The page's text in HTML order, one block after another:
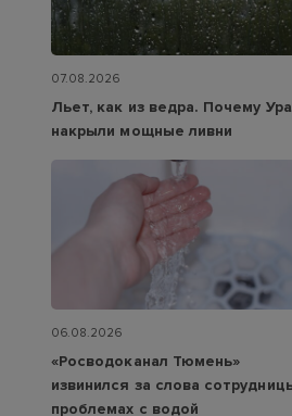
07.08.2026
Льет, как из ведра. Почему
накрыли мощные ливни
06.08.2026
«Росводоканал Тюмень»
извинился за слова
проблемах с водой